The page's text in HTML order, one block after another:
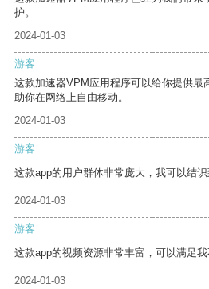
护。
2024-01-03
游客
这款加速器VPM应用程序可以给你提供最
助你在网络上自由移动。
2024-01-03
游客
这款app的用户群体非常庞大，我可以结识
2024-01-03
游客
这款app的视频资源非常丰富，可以满足我
2024-01-03